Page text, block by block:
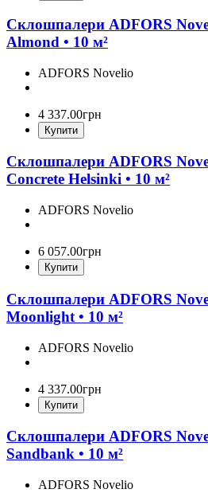
Склошпалери ADFORS
Almond • 10 м²
ADFORS Novelio
4 337.00грн
Купити
Склошпалери ADFORS
Concrete Helsinki • 10 м²
ADFORS Novelio
6 057.00грн
Купити
Склошпалери ADFORS
Moonlight • 10 м²
ADFORS Novelio
4 337.00грн
Купити
Склошпалери ADFORS
Sandbank • 10 м²
ADFORS Novelio